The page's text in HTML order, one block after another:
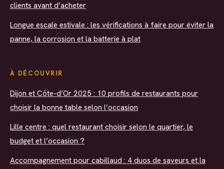
clients avant d’acheter
Longue escale estivale : les vérifications à faire pour éviter la
panne, la corrosion et la batterie à plat
À DÉCOUVRIR
Dijon et Côte-d’Or 2025 : 10 profils de restaurants pour
choisir la bonne table selon l’occasion
Lille centre : quel restaurant choisir selon le quartier, le
budget et l’occasion ?
Accompagnement pour cabillaud : 4 duos de saveurs et la